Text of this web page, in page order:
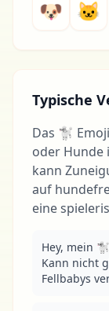
🐶 🐱
Typische
Das 🐩
oder Hunde
kann
auf
eine
Hey, mein
Kann nicht
Fellbabys